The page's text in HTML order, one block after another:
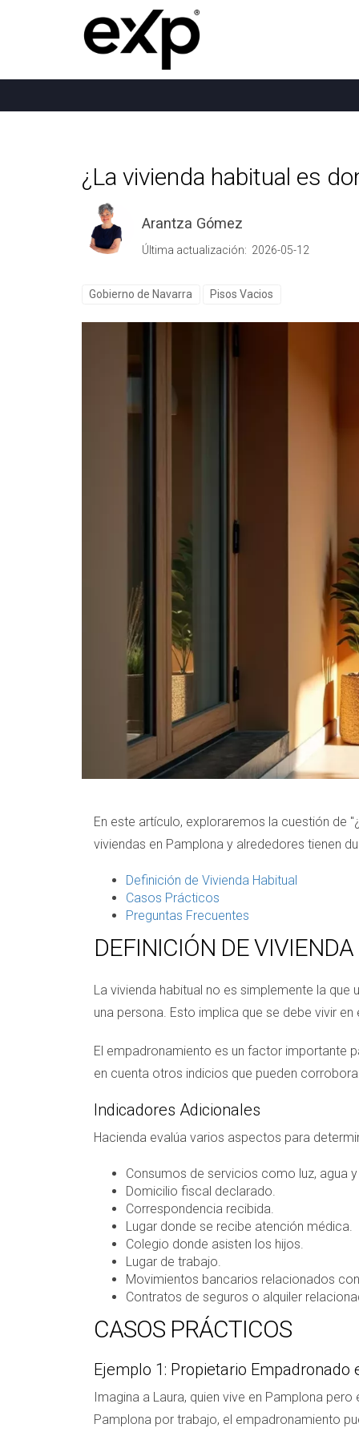
¿La vivienda habitual es
Arantza Gómez
Última actualización: 2026-05-12
Gobierno de Navarra Pisos Vacios
En este artículo, exploraremos la cuestión de
viviendas en Pamplona y alrededores tienen
Definición de Vivienda Habitual
Casos Prácticos
Preguntas Frecuentes
DEFINICIÓN DE
La vivienda habitual no es simplemente la
una persona. Esto implica que se debe vivir
El empadronamiento es un factor importante
en cuenta otros indicios que pueden
Indicadores Adicionales
Hacienda evalúa varios aspectos para
Consumos de servicios como luz, agua
Domicilio fiscal declarado.
Correspondencia recibida.
Lugar donde se recibe atención médica.
Colegio donde asisten los hijos.
Lugar de trabajo.
Movimientos bancarios relacionados
Contratos de seguros o alquiler
CASOS PRÁCTICOS
Ejemplo 1: Propietario Empadronado
Imagina a Laura, quien vive en Pamplona
Pamplona por trabajo, el empadronamiento